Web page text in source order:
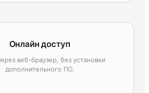
Онлайн доступ
веб-браузер, без установки
дополнительного ПО.